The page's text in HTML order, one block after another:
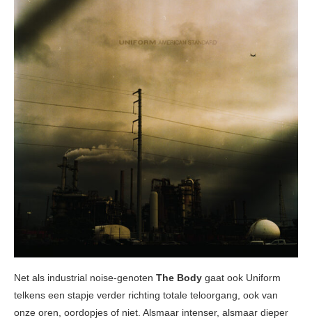
Net als industrial noise-genoten The Body gaat ook Uniform
telkens een stapje verder richting totale teloorgang, ook van
onze oren, oordopjes of niet. Alsmaar intenser, alsmaar dieper